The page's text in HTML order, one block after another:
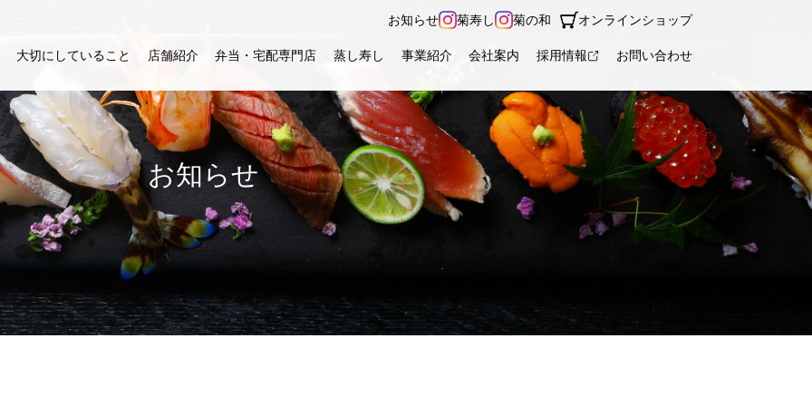
お知らせ 菊寿し 菊の和 オンラインショップ
大切にしていること 店舗紹介 弁当・宅配専門店 蒸し寿し 事業紹介 会社案内 採用情報 お問い合わせ
お知らせ